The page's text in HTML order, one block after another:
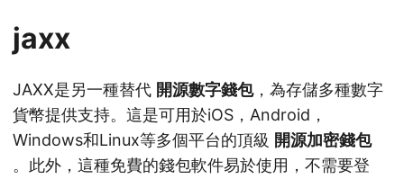
jaxx
JAXX是另一種替代 開源數字錢包，為存儲多種數字
貨幣提供支持。這是可用於iOS，Android，
Windows和Linux等多個平台的頂級 開源加密錢包
。此外，這種免費的錢包軟件易於使用，不需要登